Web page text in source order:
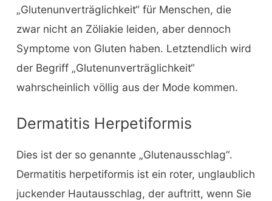
„Glutenunverträglichkeit“ für Menschen, die
zwar nicht an Zöliakie leiden, aber dennoch
Symptome von Gluten haben. Letztendlich wird
der Begriff „Glutenunverträglichkeit“
wahrscheinlich völlig aus der Mode kommen.
Dermatitis Herpetiformis
Dies ist der so genannte „Glutenausschlag“.
Dermatitis herpetiformis ist ein roter, unglaublich
juckender Hautausschlag, der auftritt, wenn Sie